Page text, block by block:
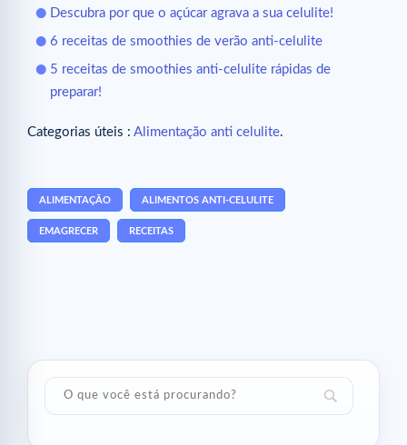
Descubra por que o açúcar agrava a sua celulite!
6 receitas de smoothies de verão anti-celulite
5 receitas de smoothies anti-celulite rápidas de
preparar!
Categorias úteis : Alimentação anti celulite.
ALIMENTAÇÃO ALIMENTOS ANTI-CELULITE
EMAGRECER RECEITAS